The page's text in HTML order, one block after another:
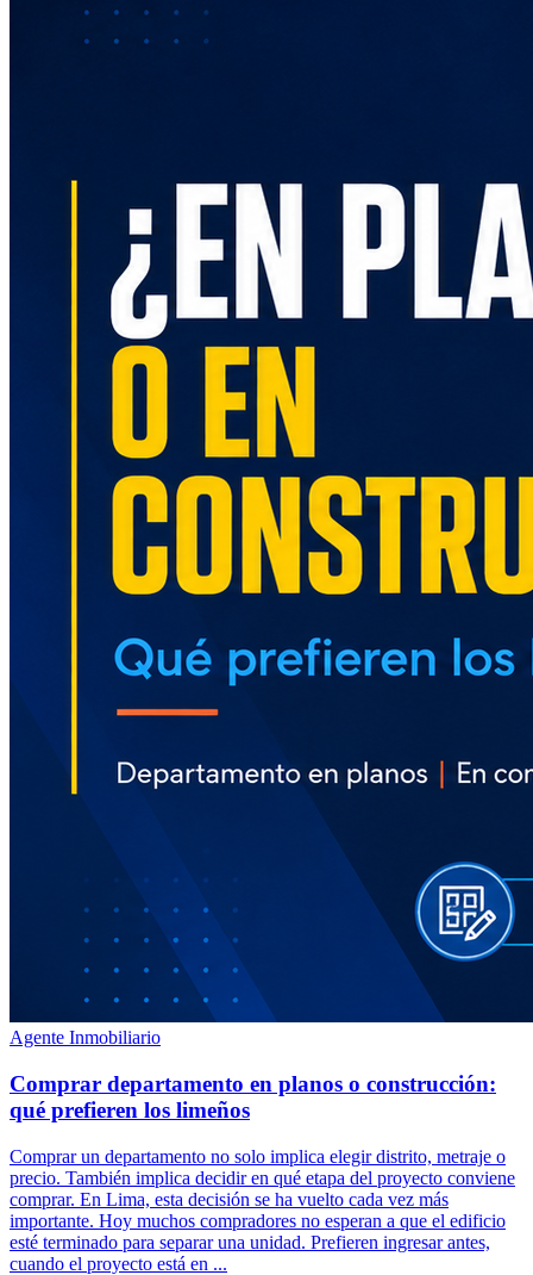
Agente Inmobiliario
Comprar departamento en planos o construcción:
qué prefieren los limeños
Comprar un departamento no solo implica elegir distrito, metraje o
precio. También implica decidir en qué etapa del proyecto conviene
comprar. En Lima, esta decisión se ha vuelto cada vez más
importante. Hoy muchos compradores no esperan a que el edificio
esté terminado para separar una unidad. Prefieren ingresar antes,
cuando el proyecto está en ...